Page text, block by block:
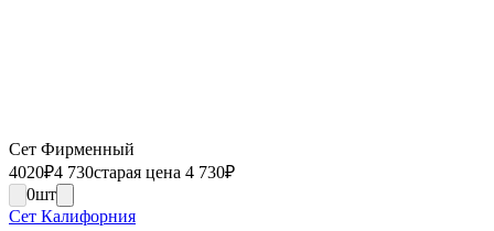
Сет Фирменный
4020₽4 730старая цена 4 730₽
0шт
Сет Калифорния